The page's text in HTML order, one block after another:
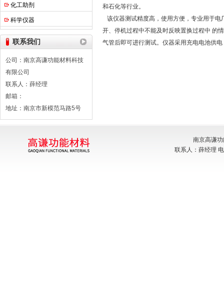
化工助剂
科学仪器
联系我们
公司：南京高谦功能材料科技
有限公司
联系人：薛经理
邮箱：
地址：南京市新模范马路5号
和石化等行业。
该仪器测试精度高，使用方便，专业用于
开、停机过程中不能及时反映置换过程中 的
气管后即可进行测试。仪器采用充电电池供
南京高谦
联系人：薛经理